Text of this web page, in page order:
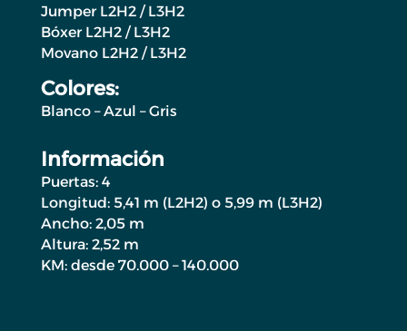
Jumper L2H2 / L3H2
Bóxer L2H2 / L3H2
Movano L2H2 / L3H2
Colores:
Blanco – Azul – Gris
Información
Puertas: 4
Longitud: 5,41 m (L2H2) o 5,99 m (L3H2)
Ancho: 2,05 m
Altura: 2,52 m
KM: desde 70.000 – 140.000